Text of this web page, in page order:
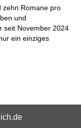
zehn Romane pro
und
seit November 2024
ein einziges